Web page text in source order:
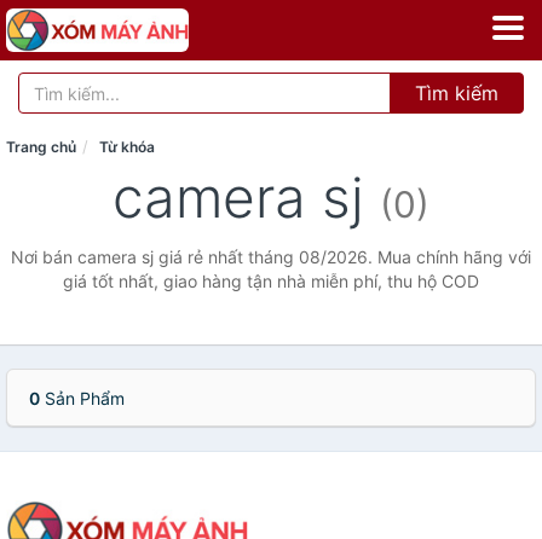
Tìm kiếm
Trang chủ Từ khóa
camera sj (0)
Nơi bán camera sj giá rẻ nhất tháng 08/2026. Mua chính hãng với
giá tốt nhất, giao hàng tận nhà miễn phí, thu hộ COD
0 Sản Phẩm